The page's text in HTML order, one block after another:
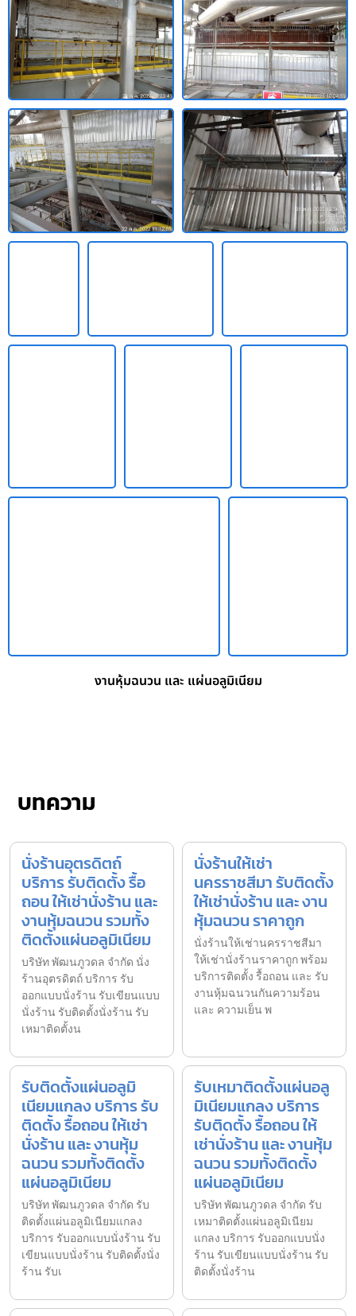
งานหุ้มฉนวน และ แผ่นอลูมิเนียม
บทความ
นั่งร้านอุตรดิตถ์
บริการ รับติดตั้ง รื้อ
ถอน ให้เช่านั่งร้าน และ
งานหุ้มฉนวน รวมทั้ง
ติดตั้งแผ่นอลูมิเนียม
บริษัท พัฒนภูวดล จำกัด นั่ง
ร้านอุตรดิตถ์ บริการ รับ
ออกแบบนั่งร้าน รับเขียนแบบ
นั่งร้าน รับติดตั้งนั่งร้าน รับ
เหมาติดตั้งน
นั่งร้านให้เช่า
นครราชสีมา รับติดตั้ง
ให้เช่านั่งร้าน และ งาน
หุ้มฉนวน ราคาถูก
นั่งร้านให้เช่านครราชสีมา
ให้เช่านั่งร้านราคาถูก พร้อม
บริการติดตั้ง รื้อถอน และ รับ
งานหุ้มฉนวนกันความร้อน
และ ความเย็น พ
รับติดตั้งแผ่นอลูมิ
เนียมแกลง บริการ รับ
ติดตั้ง รื้อถอน ให้เช่า
นั่งร้าน และ งานหุ้ม
ฉนวน รวมทั้งติดตั้ง
แผ่นอลูมิเนียม
บริษัท พัฒนภูวดล จำกัด รับ
ติดตั้งแผ่นอลูมิเนียมแกลง
บริการ รับออกแบบนั่งร้าน รับ
เขียนแบบนั่งร้าน รับติดตั้งนั่ง
ร้าน รับเ
รับเหมาติดตั้งแผ่นอลู
มิเนียมแกลง บริการ
รับติดตั้ง รื้อถอน ให้
เช่านั่งร้าน และ งานหุ้ม
ฉนวน รวมทั้งติดตั้ง
แผ่นอลูมิเนียม
บริษัท พัฒนภูวดล จำกัด รับ
เหมาติดตั้งแผ่นอลูมิเนียม
แกลง บริการ รับออกแบบนั่ง
ร้าน รับเขียนแบบนั่งร้าน รับ
ติดตั้งนั่งร้าน